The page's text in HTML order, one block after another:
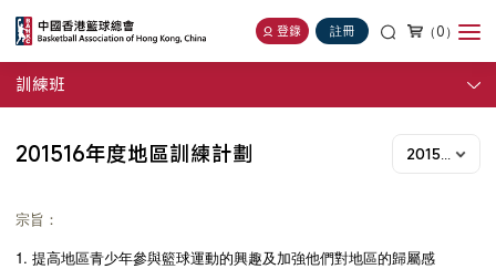
登錄 註冊 （0）
訓練班
201516年度地區訓練計劃 2015-16年度
宗旨：
1. 提高地區青少年參與籃球運動的興趣及加強他們對地區的歸屬感